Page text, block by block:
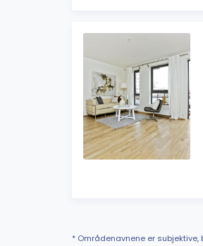
* Områdenavnene er